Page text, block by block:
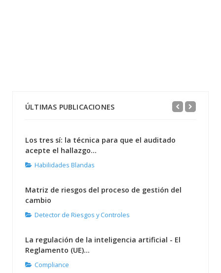
ÚLTIMAS PUBLICACIONES
Los tres sí: la técnica para que el auditado
acepte el hallazgo...
Habilidades Blandas
Matriz de riesgos del proceso de gestión del
cambio
Detector de Riesgos y Controles
La regulación de la inteligencia artificial - El
Reglamento (UE)...
Compliance